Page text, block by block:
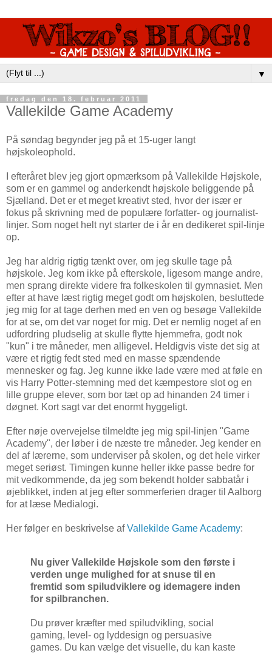
▼
fredag den 18. februar 2011
Vallekilde Game Academy
På søndag begynder jeg på et 15-uger langt
højskoleophold.
I efteråret blev jeg gjort opmærksom på Vallekilde Højskole,
som er en gammel og anderkendt højskole beliggende på
Sjælland. Det er et meget kreativt sted, hvor der især er
fokus på skrivning med de populære forfatter- og journalist-
linjer. Som noget helt nyt starter de i år en dedikeret spil-linje
op.
Jeg har aldrig rigtig tænkt over, om jeg skulle tage på
højskole. Jeg kom ikke på efterskole, ligesom mange andre,
men sprang direkte videre fra folkeskolen til gymnasiet. Men
efter at have læst rigtig meget godt om højskolen, besluttede
jeg mig for at tage derhen med en ven og besøge Vallekilde
for at se, om det var noget for mig. Det er nemlig noget af en
udfordring pludselig at skulle flytte hjemmefra, godt nok
"kun" i tre måneder, men alligevel. Heldigvis viste det sig at
være et rigtig fedt sted med en masse spændende
mennesker og fag. Jeg kunne ikke lade være med at føle en
vis Harry Potter-stemning med det kæmpestore slot og en
lille gruppe elever, som bor tæt op ad hinanden 24 timer i
døgnet. Kort sagt var det enormt hyggeligt.
Efter nøje overvejelse tilmeldte jeg mig spil-linjen "Game
Academy", der løber i de næste tre måneder. Jeg kender en
del af lærerne, som underviser på skolen, og det hele virker
meget seriøst. Timingen kunne heller ikke passe bedre for
mit vedkommende, da jeg som bekendt holder sabbatår i
øjeblikket, inden at jeg efter sommerferien drager til Aalborg
for at læse Medialogi.
Her følger en beskrivelse afVallekilde Game Academy:
Nu giver Vallekilde Højskole som den første i
verden unge mulighed for at snuse til en
fremtid som spiludviklere og idemagere inden
for spilbranchen.
Du prøver kræfter med spiludvikling, social
gaming, level- og lyddesign og persuasive
games. Du kan vælge det visuelle, du kan kaste